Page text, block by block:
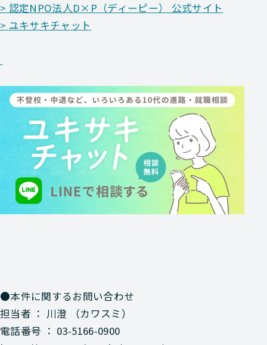
> 認定NPO法人D×P（ディーピー） 公式サイト
> ユキサキチャット
●本件に関するお問い合わせ
担当者 ： 川澄 （カワスミ）
電話番号 ： 03-5166-0900